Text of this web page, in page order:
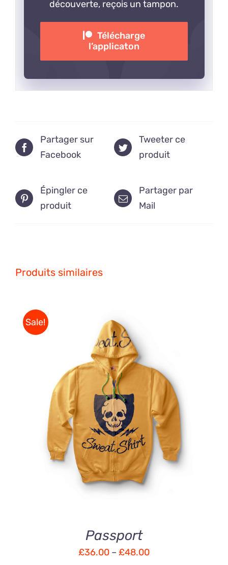
découverte, reçois un tampon.
Télécharge
l’applicaton
Partager sur
Facebook
Tweeter ce
produit
Épingler ce
produit
Partager par
Mail
Produits similaires
Sale!
DÉTAILS
Passport
£36.00 – £48.00